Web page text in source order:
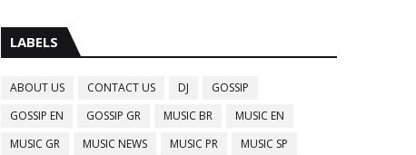
LABELS
ABOUT US CONTACT US DJ
GOSSIP
GOSSIP EN
GOSSIP GR MUSIC BR
MUSIC EN
MUSIC GR
MUSIC NEWS MUSIC PR
MUSIC SP